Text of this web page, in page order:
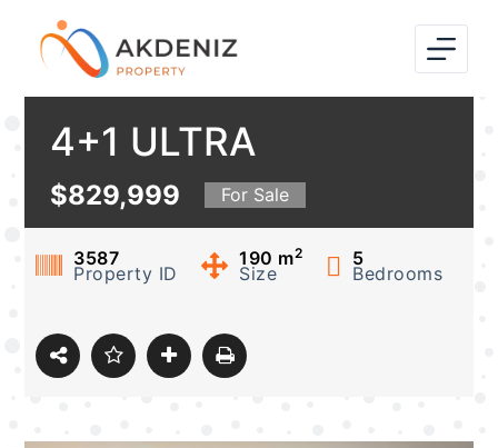
o
4+1 ULTRA
LUXURIOUS VILLA
FOR SALE IN
$829,999 For Sale
3587
Property ID
190 m2
Size
5
Bedrooms